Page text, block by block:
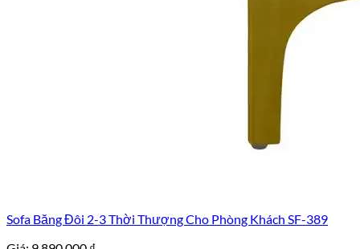
Sofa Băng Đôi 2-3 Thời Thượng Cho Phòng Khách SF-389